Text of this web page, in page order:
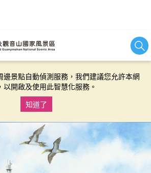
關技術以持續優化網站服務，並有助於為
您繼續使用本網站即表示您同意我們的
邊景點自動偵測服務，我們建議您允許本網
開啟及使用此智慧化服務。
知道了